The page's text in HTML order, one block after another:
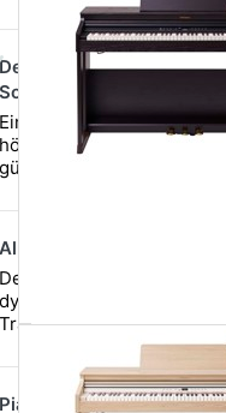
Deluxe Klavierbank
Schwarz Matt
Eine gut verabeitete, und
höhenverstellbare
günstigen Preis!
Alpha Audio HP-One
Der HP-One ist ein halb-
dynamischer Kopfhörer mit
Tragekomfort zum
Piano-Piano - für Klavier